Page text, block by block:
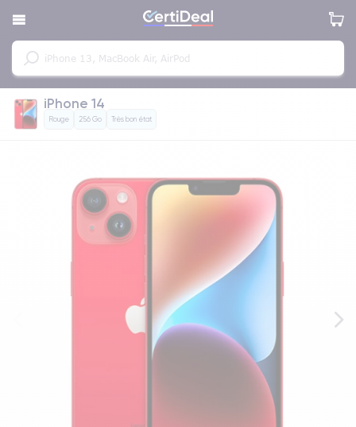
iPhone 14
Rouge 256 Go Très bon état